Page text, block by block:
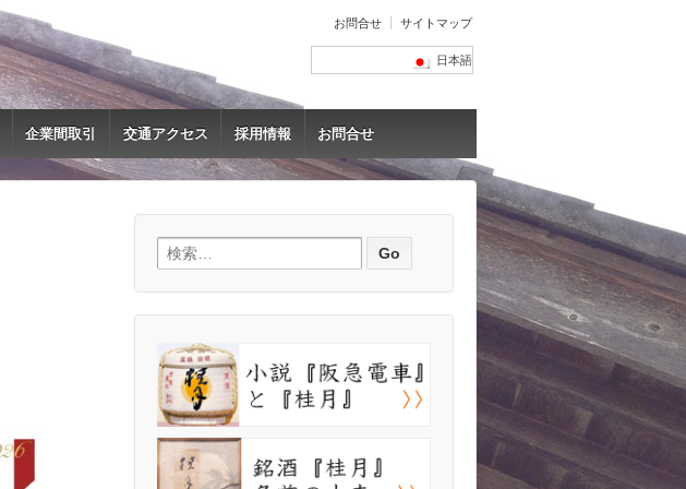
お問合せ サイトマップ
日本語
企業間取引 交通アクセス 採用情報 お問合せ
検索: